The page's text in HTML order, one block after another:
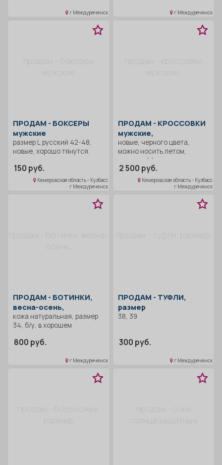
г Междуреченск г Междуреченск
продам - боксеры
мужские
ПРОДАМ - БОКСЕРЫ
мужские
размер L русский 42-48,
новые, хорошо тянутся.
150 руб.
Кемеровская область - Кузбасс
г Междуреченск
продам - кроссовки
мужские,
ПРОДАМ - КРОССОВКИ
мужские,
новые, черного цвета,
можно носить летом,
осенью, 44 размер.
2 500 руб.
Кемеровская область - Кузбасс
г Междуреченск
продам - ботинки, весна-
осень,
ПРОДАМ - БОТИНКИ,
весна-осень,
кожа натуральная, размер
34, б/у, в хорошем
800 руб.
г Междуреченск
продам - туфли, размер
ПРОДАМ - ТУФЛИ,
размер
38, 39
300 руб.
г Междуреченск
продам - босоножки,
размер
продам - очки
солнцезащитные